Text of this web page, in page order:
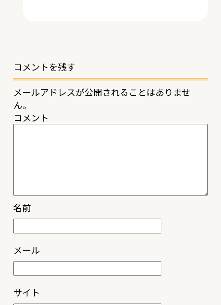
コメントを残す
メールアドレスが公開されることはありませ
ん。
コメント
名前
メール
サイト